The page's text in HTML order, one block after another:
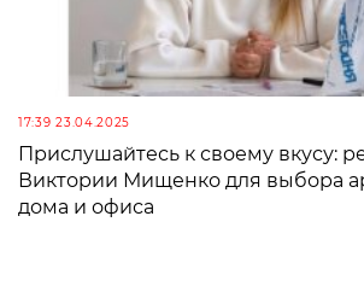
17:39 23.04.2025
Прислушайтесь к своему вкусу:
Виктории Мищенко для выбора
дома и офиса